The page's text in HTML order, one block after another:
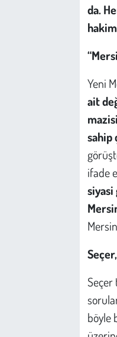
da.
Yeni
ait
sahip
ifade
Seçer
böyle